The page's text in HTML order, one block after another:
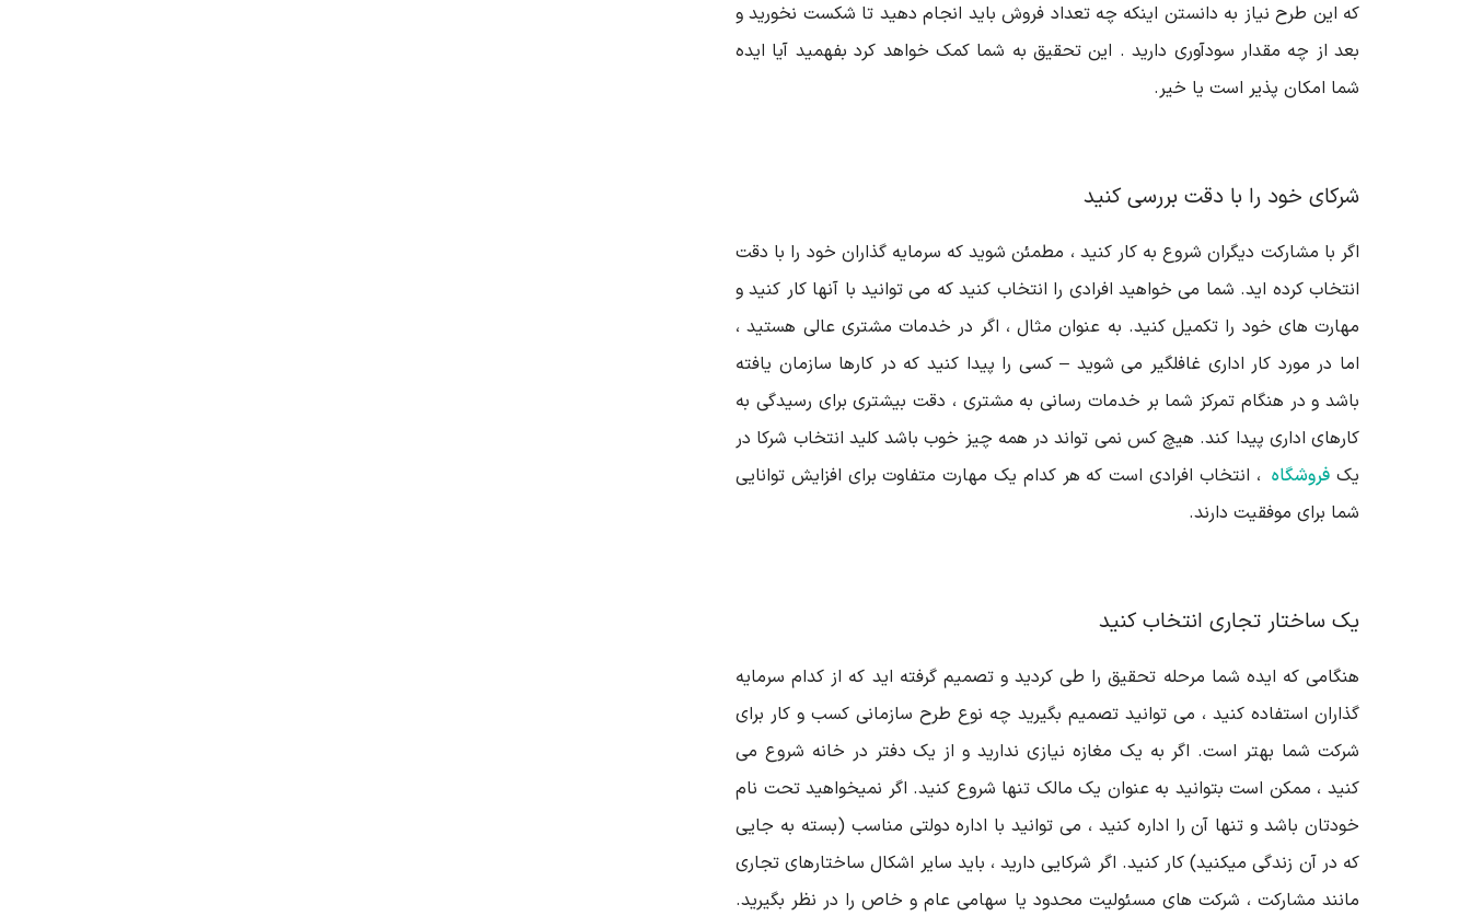
که این طرح نیاز به دانستن اینکه چه تعداد فروش باید انجام دهید تا شکست نخورید و
بعد از چه مقدار سودآوری دارید . این تحقیق به شما کمک خواهد کرد بفهمید آیا ایده
شما امکان پذیر است یا خیر.
شرکای خود را با دقت بررسی کنید
اگر با مشارکت دیگران شروع به کار کنید ، مطمئن شوید که سرمایه گذاران خود را با دقت
انتخاب کرده اید. شما می خواهید افرادی را انتخاب کنید که می توانید با آنها کار کنید و
مهارت های خود را تکمیل کنید. به عنوان مثال ، اگر در خدمات مشتری عالی هستید ،
اما در مورد کار اداری غافلگیر می شوید – کسی را پیدا کنید که در کارها سازمان یافته
باشد و در هنگام تمرکز شما بر خدمات رسانی به مشتری ، دقت بیشتری برای رسیدگی به
کارهای اداری پیدا کند. هیچ کس نمی تواند در همه چیز خوب باشد کلید انتخاب شرکا در
یک فروشگاه ، انتخاب افرادی است که هر کدام یک مهارت متفاوت برای افزایش توانایی
شما برای موفقیت دارند.
یک ساختار تجاری انتخاب کنید
هنگامی که ایده شما مرحله تحقیق را طی کردید و تصمیم گرفته اید که از کدام سرمایه
گذاران استفاده کنید ، می توانید تصمیم بگیرید چه نوع طرح سازمانی کسب و کار برای
شرکت شما بهتر است. اگر به یک مغازه نیازی ندارید و از یک دفتر در خانه شروع می
کنید ، ممکن است بتوانید به عنوان یک مالک تنها شروع کنید. اگر نمیخواهید تحت نام
خودتان باشد و تنها آن را اداره کنید ، می توانید با اداره دولتی مناسب (بسته به جایی
که در آن زندگی میکنید) کار کنید. اگر شرکایی دارید ، باید سایر اشکال ساختارهای تجاری
مانند مشارکت ، شرکت های مسئولیت محدود یا سهامی عام و خاص را در نظر بگیرید.